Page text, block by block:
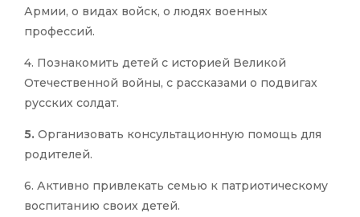
Армии, о видах войск, о людях военных
профессий.
4. Познакомить детей с историей Великой
Отечественной войны, с рассказами о подвигах
русских солдат.
5. Организовать консультационную помощь для
родителей.
6. Активно привлекать семью к патриотическому
воспитанию своих детей.